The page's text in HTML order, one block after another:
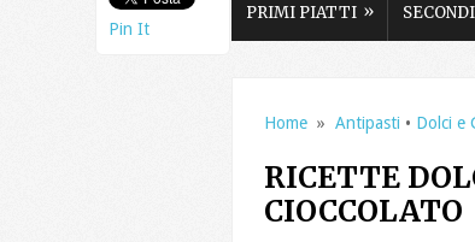
PRIMI PIATTI »
Home» Antipasti • Dolci e
RICETTE
CIOCCOLATO
Pin It